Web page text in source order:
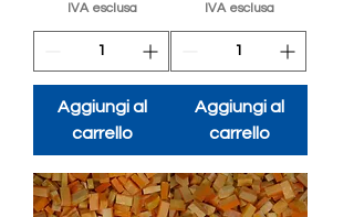
IVA esclusa
Aggiungi al
carrello
IVA esclusa
Aggiungi al
carrello